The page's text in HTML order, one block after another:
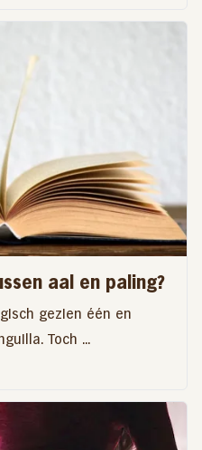
aal en paling?
gezien één en
Toch ...